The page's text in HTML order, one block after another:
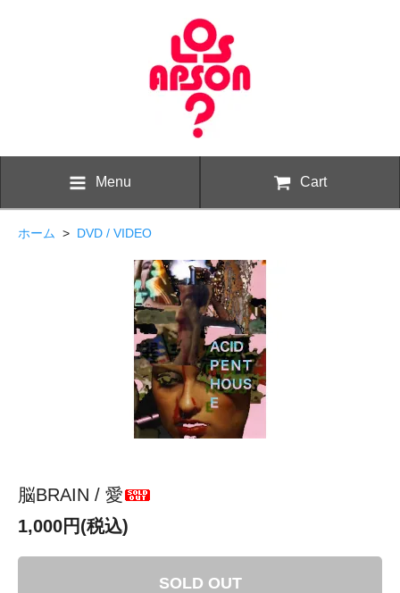
Menu Cart
ホーム > DVD / VIDEO
脳BRAIN / 愛
1,000円(税込)
SOLD OUT